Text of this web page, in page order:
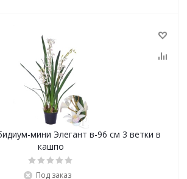
мини Элегант в-96 см 3 ветки в
кашпо
Под заказ